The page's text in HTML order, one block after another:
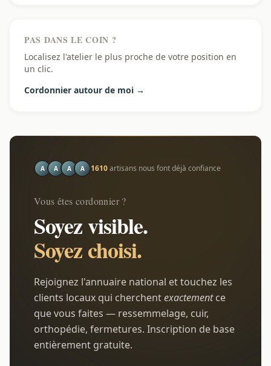
PAS DANS LE COIN ?
Localisez l'atelier le plus proche de votre position en
un clic.
Cordonnier autour de moi →
A A A A 1610artisans nous font déjà confiance
Vous êtes cordonnier ?
Soyez visible.
Soyez choisi.
Rejoignez l'annuaire national et touchez les
clients locaux qui cherchentexactementce
que vous faites — ressemmelage, cuir,
orthopédie, fermetures. Inscription de base
entièrement gratuite.